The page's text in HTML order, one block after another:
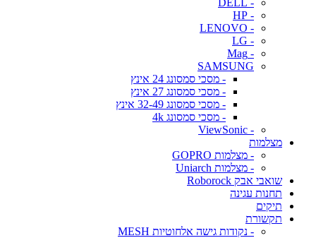
- DELL
- HP
- LENOVO
- LG
- Mag
SAMSUNG
- מסכי סמסונג 24 אינץ
- מסכי סמסונג 27 אינץ
- מסכי סמסונג 32-49 אינץ
- מסכי סמסונג 4k
- ViewSonic
מצלמות
- מצלמות GOPRO
- מצלמות Uniarch
שואבי אבק Roborock
תחנות עגינה
תיקים
תקשורת
- נקודות גישה אלחוטיות MESH